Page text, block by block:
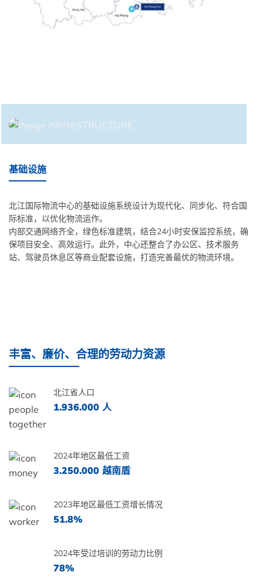
基础设施
北江国际物流中心的基础设施系统设计为现代化、同步化、符合国
际标准，以优化物流运作。
内部交通网络齐全，绿色标准建筑，结合24小时安保监控系统，确
保项目安全、高效运行。此外，中心还整合了办公区、技术服务
站、驾驶员休息区等商业配套设施，打造完善最优的物流环境。
丰富、廉价、合理的劳动力资源
北江省人口
1.936.000 人
2024年地区最低工资
3.250.000 越南盾
2023年地区最低工资增长情况
51.8%
2024年受过培训的劳动力比例
78%